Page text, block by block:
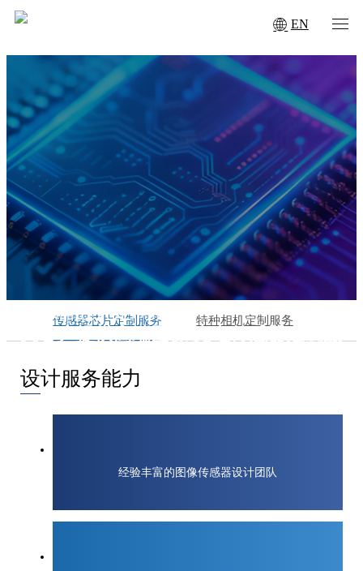
EN
传感器芯片定制服务
为客户提供高端图像/光电传感器定制服
传感器芯片定制服务 特种相机定制服务
设计服务能力
经验丰富的图像传感器设计团队